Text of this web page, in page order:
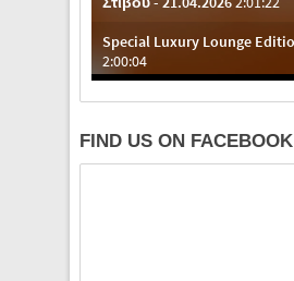
FIND US ON FACEBOOK